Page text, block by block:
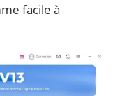
facile à